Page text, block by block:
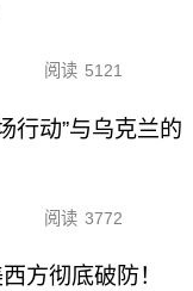
阅读 5121
行动”与乌克兰的
阅读 3772
方彻底破防！